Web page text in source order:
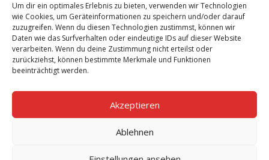
Um dir ein optimales Erlebnis zu bieten, verwenden wir Technologien
wie Cookies, um Geräteinformationen zu speichern und/oder darauf
zuzugreifen. Wenn du diesen Technologien zustimmst, können wir
Daten wie das Surfverhalten oder eindeutige IDs auf dieser Website
verarbeiten. Wenn du deine Zustimmung nicht erteilst oder
zurückziehst, können bestimmte Merkmale und Funktionen
beeinträchtigt werden.
Akzeptieren
Ablehnen
Bleiben Sie auf dem Laufenden über unsere sich ständig
weiterentwickelnden Produkteigenschaften und Technologien.
Geben Sie Ihre E-Mail-Adresse ein und abonnieren Sie unseren
Newsletter.